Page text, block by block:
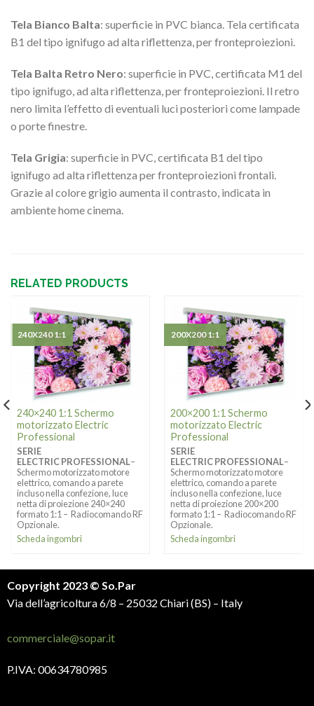
Tela Bianco Balta: superficie in PVC bianca. Tela certificata
B1 del tipo ignifugo ad alta riflettenza, per fronteproiezioni.
Tela Balta Retro Nero: superficie in PVC, certificata M1 del
tipo ignifugo, ad alta riflettenza, per fronteproiezioni. Il retro
nero limita l’effetto di eventuali luci posteriori come lampade
o porte finestre.
Tela Grigia: superficie in PVC, certificata B1 del tipo
ignifugo ad alta riflettenza per fronteproiezioni frontali.
Grazie al colore grigio aumenta il contrasto, indicata in
ambiente home cinema.
RELATED PRODUCTS
240×240 1:1 Schermo
motorizzato Electric
Professional
SERIE
ELECTRIC PROFESSIONAL–
Schermo motorizzato motore
elettrico, comando a parete
incluso nella confezione, luce
netta di proiezione 240×240
formato 1:1 – Radiocomando RF
Opzionale.
Scheda ingombri
240X240 1:1
200×200 1:1 Schermo
motorizzato Electric
Professional
SERIE
ELECTRIC PROFESSIONAL–
Schermo motorizzato motore
elettrico, comando a parete
incluso nella confezione, luce
netta di proiezione 200×200
formato 1:1 – Radiocomando RF
Opzionale.
Scheda ingombri
200X200 1:1
Copyright 2023 © So.Par
Via dell’agricoltura 6/8 – 25032 Chiari (BS) – Italy
commerciale@sopar.it
P.IVA: 00634780985